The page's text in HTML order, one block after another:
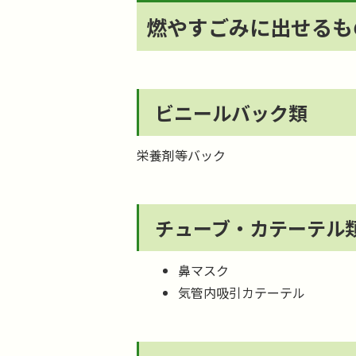
燃やすごみに出せる
ビニールバック類
栄養剤等バック
チューブ・カテーテル
鼻マスク
気管内吸引カテーテル